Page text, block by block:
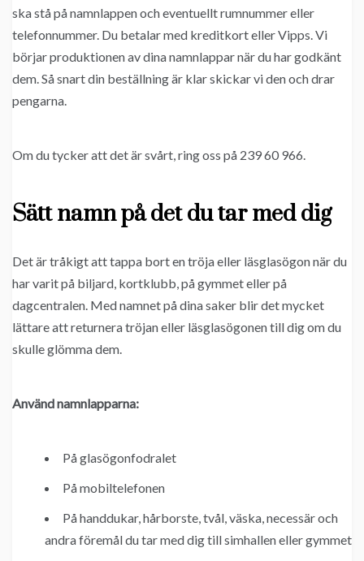
ska stå på namnlappen och eventuellt rumnummer eller
telefonnummer. Du betalar med kreditkort eller Vipps. Vi
börjar produktionen av dina namnlappar när du har godkänt
dem. Så snart din beställning är klar skickar vi den och drar
pengarna.
Om du tycker att det är svårt, ring oss på 239 60 966.
Sätt namn på det du tar med dig
Det är tråkigt att tappa bort en tröja eller läsglasögon när du
har varit på biljard, kortklubb, på gymmet eller på
dagcentralen. Med namnet på dina saker blir det mycket
lättare att returnera tröjan eller läsglasögonen till dig om du
skulle glömma dem.
Använd namnlapparna:
På glasögonfodralet
På mobiltelefonen
På handdukar, hårborste, tvål, väska, necessär och
andra föremål du tar med dig till simhallen eller gymmet